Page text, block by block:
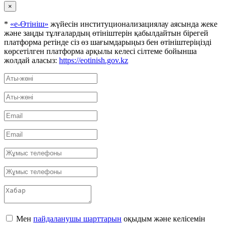
×
* «е-Өтініш» жүйесін институционализациялау аясында жеке
және заңды тұлғалардың өтініштерін қабылдайтын бірегей
платформа ретінде сіз өз шағымдарыңыз бен өтініштеріңізді
көрсетілген платформа арқылы келесі сілтеме бойынша
жолдай аласыз: https://eotinish.gov.kz
Мен пайдаланушы шарттарын оқыдым және келісемін